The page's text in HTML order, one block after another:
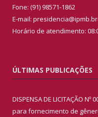
Fone: (91) 98571-1862
E-mail:
Horário de atendimento:
ÚLTIMAS PUBLICAÇÕES
DISPENSA DE LICITAÇÃO
para fornecimento de